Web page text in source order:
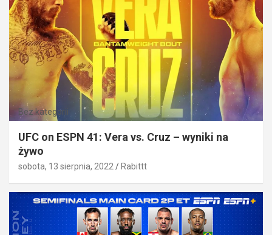
Bez kategorii
UFC on ESPN 41: Vera vs. Cruz – wyniki na
żywo
sobota, 13 sierpnia, 2022 Rabittt